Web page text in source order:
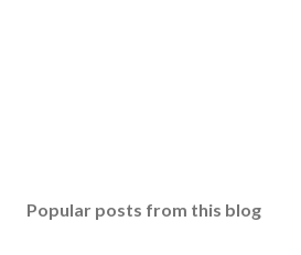
Popular posts from this blog